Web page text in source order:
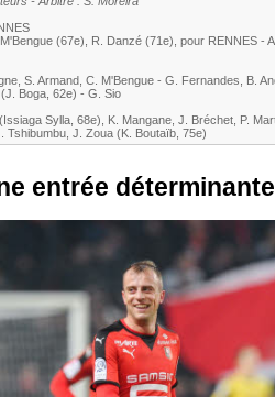
(67e) R. Danzé (71e) , pour RENNES -
S. Armand C. M'Bengue - G. Fernandes
B.
(J. Boga , 62e) - G. Sio
(Issiaga Sylla , 68e) K. Mangane J. Bréchet P.
Tshibumbu J. Zoua (K. Boutaïb , 75e)
entrée